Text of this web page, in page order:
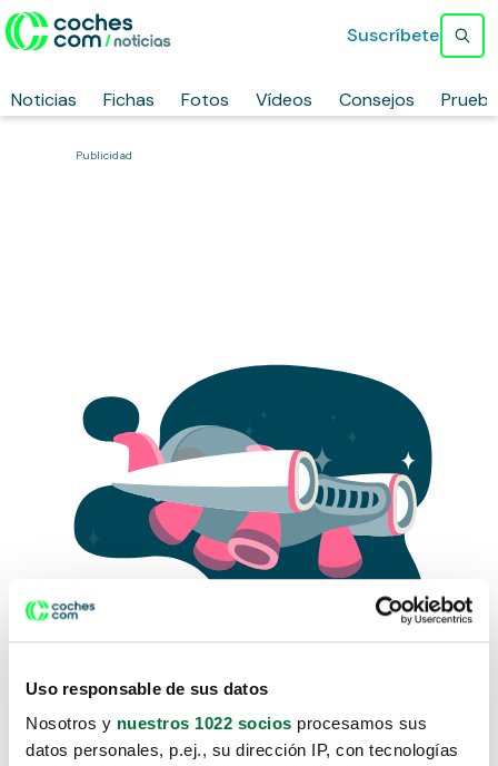
Uso responsable de sus datos
Nosotros y nuestros 1022 socios procesamos sus
datos personales, p.ej., su dirección IP, con tecnologías
Noticias Fichas Fotos Vídeos Consejos
Suscríbete
Publicidad